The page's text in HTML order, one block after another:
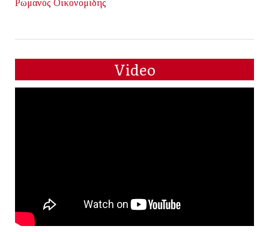
Ρωμανός Οικονομίδης
Video